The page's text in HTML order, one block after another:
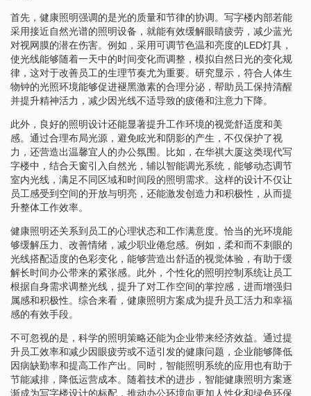
首先，健康照明强调的是光的质量和节律的协调。写字楼内部若能
采用接近自然光谱的照明设备，就能有效缓解眼睛疲劳，减少蓝光
对视网膜的潜在伤害。例如，采用可调节色温和亮度的LED灯具，
使光线能够随着一天中的时间变化而调整，模拟自然日光的变化规
律，这对于改善员工的生理节奏尤为重要。研究显示，符合人体生
物钟的光照环境能够促进褪黑激素的合理分泌，帮助员工保持清醒
并提升精神活力，减少因光线不适导致的疲倦和注意力下降。
此外，良好的照明设计还能显著提升工作环境的视觉舒适度和美
感。通过合理布局光源，避免眩光和阴影的产生，不仅保护了视
力，还营造出温馨宜人的办公氛围。比如，在华祺大厦这类现代写
字楼中，结合天窗引入自然光，辅以智能调光系统，能够动态调节
室内光线，满足不同区域和时间段的照明需求。这样的设计不仅让
员工感受到空间的开放与明亮，还能激发创造力和积极性，从而提
升整体工作效率。
健康照明还关系到员工的心理状态和工作满意度。恰当的光环境能
够缓解压力、改善情绪，减少职业倦怠感。例如，柔和而不刺眼的
光线搭配适度的色彩变化，能够营造出舒适的视觉体验，有助于缓
解长时间办公带来的紧张感。此外，个性化的照明控制系统让员工
根据自身需求调整光线，提升了对工作空间的掌控感，进而增强归
属感和积极性。综合来看，健康照明方案成为提升员工活力和幸福
感的有效手段。
不可忽视的是，科学的照明策略还能为企业带来经济效益。通过提
升员工效率和减少因眼疲劳或不适引发的健康问题，企业能够降低
因病缺勤率和提高工作产出。同时，智能照明系统的应用也有助于
节能减排，降低运营成本。随着技术的进步，智能健康照明方案逐
渐成为写字楼设计的标配，推动办公环境向更加人性化和绿色环保